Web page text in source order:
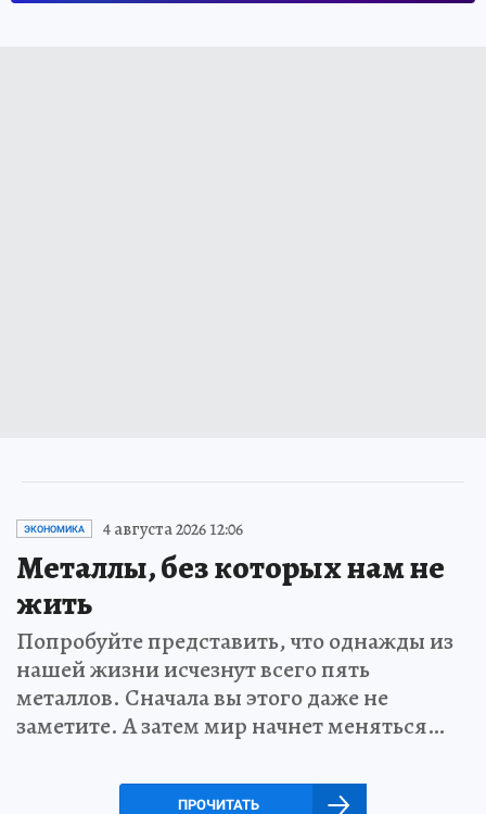
ЭКОНОМИКА 4 августа 2026 12:06
Металлы, без которых нам не
жить
Попробуйте представить, что однажды из
нашей жизни исчезнут всего пять
металлов. Сначала вы этого даже не
заметите. А затем мир начнет меняться…
ПРОЧИТАТЬ